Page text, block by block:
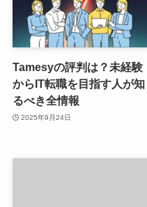
Tamesyの評判は？未経験
からIT転職を目指す人が知
るべき全情報
2025年9月24日